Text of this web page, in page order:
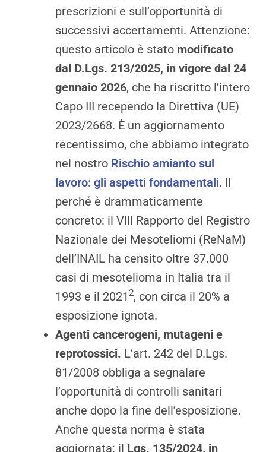
prescrizioni e sull’opportunità di
successivi accertamenti. Attenzione:
questo articolo è stato modificato
dal D.Lgs. 213/2025, in vigore dal 24
gennaio 2026, che ha riscritto l’intero
Capo III recependo la Direttiva (UE)
2023/2668. È un aggiornamento
recentissimo, che abbiamo integrato
nel nostro Rischio amianto sul
lavoro: gli aspetti fondamentali. Il
perché è drammaticamente
concreto: il VIII Rapporto del Registro
Nazionale dei Mesoteliomi (ReNaM)
dell’INAIL ha censito oltre 37.000
casi di mesotelioma in Italia tra il
1993 e il 2021 2, con circa il 20% a
esposizione ignota.
Agenti cancerogeni, mutageni e
reprotossici. L’art. 242 del D.Lgs.
81/2008 obbliga a segnalare
l’opportunità di controlli sanitari
anche dopo la fine dell’esposizione.
Anche questa norma è stata
aggiornata: il Lgs. 135/2024, in